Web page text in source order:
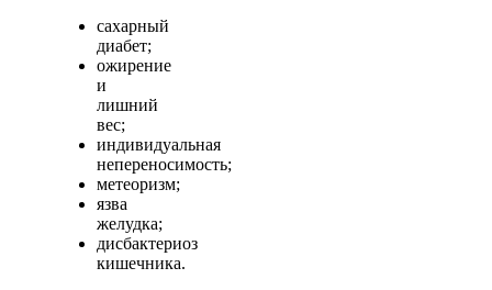
сахарный
диабет;
ожирение
и
лишний
вес;
индивидуальная
непереносимость;
метеоризм;
язва
желудка;
дисбактериоз
кишечника.